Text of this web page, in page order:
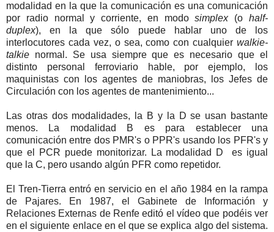
modalidad en la que la comunicación es una comunicación
por radio normal y corriente, en modosimplex(ohalf-
duplex), en la que sólo puede hablar uno de los
interlocutores cada vez, o sea, como con cualquier walkie-
talkie normal. Se usa siempre que es necesario que el
distinto personal ferroviario hable, por ejemplo, los
maquinistas con los agentes de maniobras, los Jefes de
Circulación con los agentes de mantenimiento...
Las otras dos modalidades, la B y la D se usan bastante
menos. La modalidad B es para establecer una
comunicación entre dos PMR's o PPR's usando los PFR's y
que el PCR puede monitorizar. La modalidad D es igual
que la C, pero usando algún PFR como repetidor.
El Tren-Tierra entró en servicio en el año 1984 en la rampa
de Pajares. En 1987, el Gabinete de Información y
Relaciones Externas de Renfe editó el vídeo que podéis ver
en el siguiente enlace en el que se explica algo del sistema.